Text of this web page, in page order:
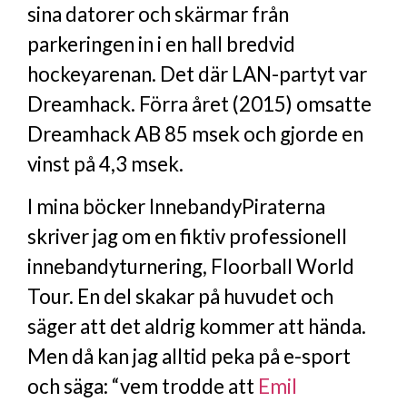
sina datorer och skärmar från
parkeringen in i en hall bredvid
hockeyarenan. Det där LAN-partyt var
Dreamhack. Förra året (2015) omsatte
Dreamhack AB 85 msek och gjorde en
vinst på 4,3 msek.
I mina böcker InnebandyPiraterna
skriver jag om en fiktiv professionell
innebandyturnering, Floorball World
Tour. En del skakar på huvudet och
säger att det aldrig kommer att hända.
Men då kan jag alltid peka på e-sport
och säga: “vem trodde att Emil